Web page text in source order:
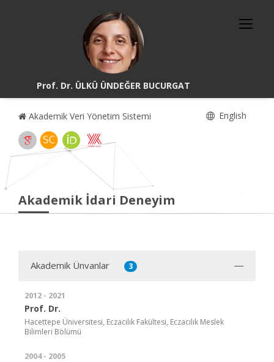
Prof. Dr. ÜLKÜ ÜNDEĞER BUCURGAT
Akademik Veri Yönetim Sistemi English
Akademik İdari Deneyim
Akademik Ünvanlar 3
2012 - 2021
Prof. Dr.
Hacettepe Üniversitesi, Eczacılık Fakültesi, Eczacılık Meslek
Bilimleri Bölümü
2004 - 2005